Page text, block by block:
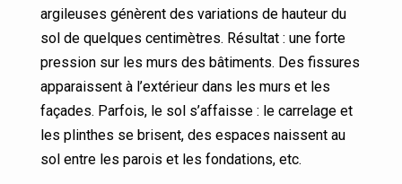
argileuses génèrent des variations de hauteur du
sol de quelques centimètres. Résultat : une forte
pression sur les murs des bâtiments. Des fissures
apparaissent à l’extérieur dans les murs et les
façades. Parfois, le sol s’affaisse : le carrelage et
les plinthes se brisent, des espaces naissent au
sol entre les parois et les fondations, etc.